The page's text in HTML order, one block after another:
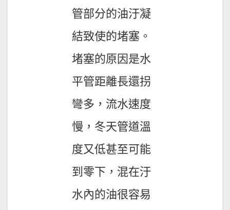
管部分的油汙凝
結致使的堵塞。
堵塞的原因是水
平管距離長還拐
彎多，流水速度
慢，冬天管道溫
度又低甚至可能
到零下，混在汙
水內的油很容易